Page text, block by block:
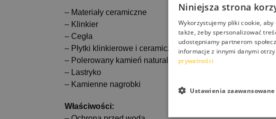
– Materiały ceramiczne
– Klinkier
– Cegła
– Płytki klinkierowe i ceramiczne
– Polerowany kamień naturalny
– Lastryko
– Kamienne nagrobki
Właściwości:
Niniejsza strona
Wykorzystujemy pliki cookie,
także, żeby spersonalizować
udostępniamy partnerom
informacje z innymi danymi
prywatności
Ustawienia zaawansowane